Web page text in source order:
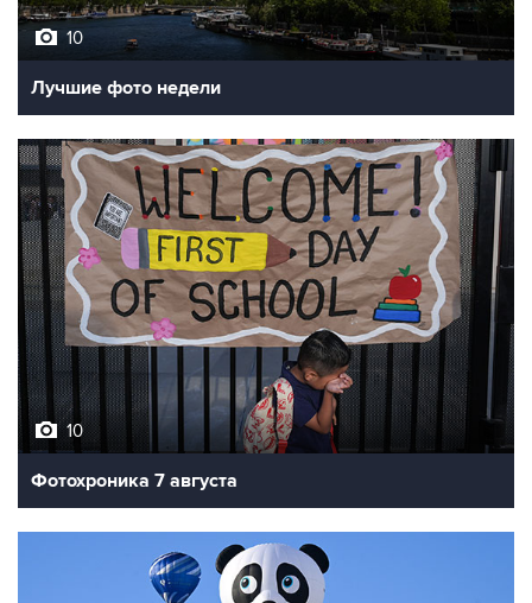
Лучшие фото недели
10
Фотохроника 7 августа